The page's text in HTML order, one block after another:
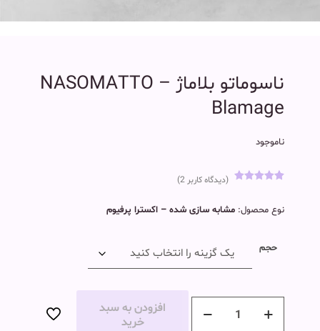
ناسوماتو بلاماژ NASOMATTO –
Blamage
ناموجود
مشتری
(دیدگاه کاربر2
)
نوع محصول: مشابه سازی شده – اکسترا پرفیوم
حجم
افزودن به سبد
خرید